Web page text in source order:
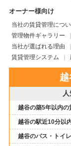
オーナー様向け
当社の賃貸管理につ
管理物件ギャラリー
当社が選ばれる理由
賃貸管理システム
越谷の築5年以内の
越谷の駅近10分以
越谷のバス・トイ